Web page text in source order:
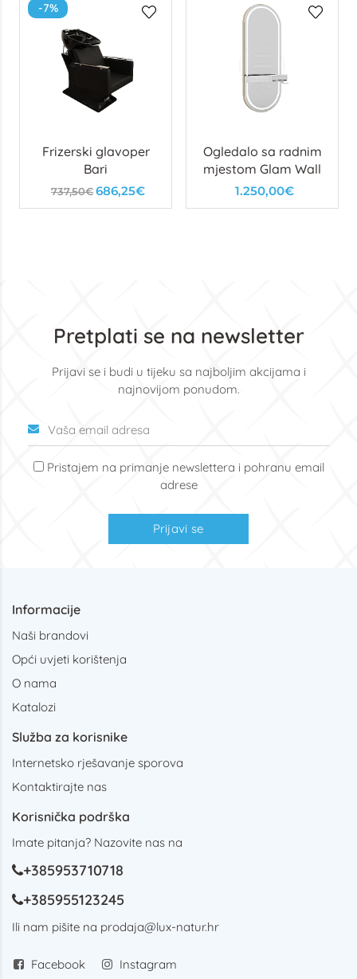
-7%
Frizerski glavoper
Bari
737,50€686,25€
Ogledalo sa radnim
mjestom Glam Wall
1.250,00€
Pretplati se na newsletter
Prijavi se i budi u tijeku sa najboljim akcijama i
najnovijom ponudom.
Pristajem na primanje newslettera i pohranu email
adrese
Prijavi se
Informacije
Naši brandovi
Opći uvjeti korištenja
O nama
Katalozi
Služba za korisnike
Internetsko rješavanje sporova
Kontaktirajte nas
Korisnička podrška
Imate pitanja? Nazovite nas na
+385953710718
+385955123245
Ili nam pišite na prodaja@lux-natur.hr
Facebook Instagram